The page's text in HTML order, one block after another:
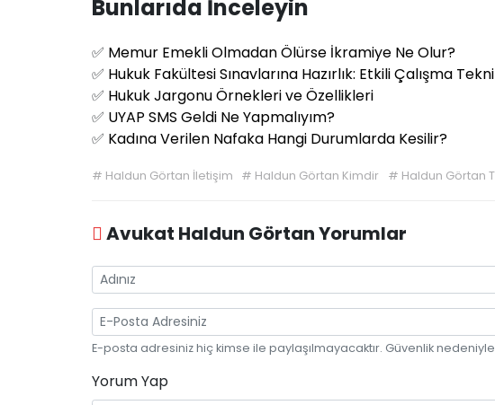
Bunlarıda İnceleyin
✅ Memur Emekli Olmadan Ölürse İkramiye Ne Olur?
✅ Hukuk Fakültesi Sınavlarına Hazırlık: Etkili Çalışma
✅ Hukuk Jargonu Örnekleri ve Özellikleri
✅ UYAP SMS Geldi Ne Yapmalıyım?
✅ Kadına Verilen Nafaka Hangi Durumlarda Kesilir?
# Haldun Görtan İletişim # Haldun Görtan Kimdir # Haldun Görtan
Avukat Haldun Görtan Yorumlar
E-posta adresiniz hiç kimse ile paylaşılmayacaktır. Güvenlik
Yorum Yap